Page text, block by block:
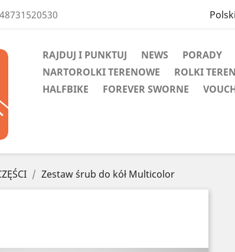
Polski
RAJDUJ I PUNKTUJ NEWS PORADY
NARTOROLKI TERENOWE
ROLKI
HALFBIKE
FOREVER SWORNE
Zestaw śrub do kół Multicolor